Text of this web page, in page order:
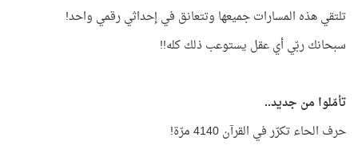
تلتقي هذه المسارات جميعها وتتعانق في إحداثي رقمي واحد!
سبحانك ربّي أي عقل يستوعب ذلك كله!!
تأمّلوا من جديد..
حرف الحاء تكرّر في القرآن 4140 مرّة!